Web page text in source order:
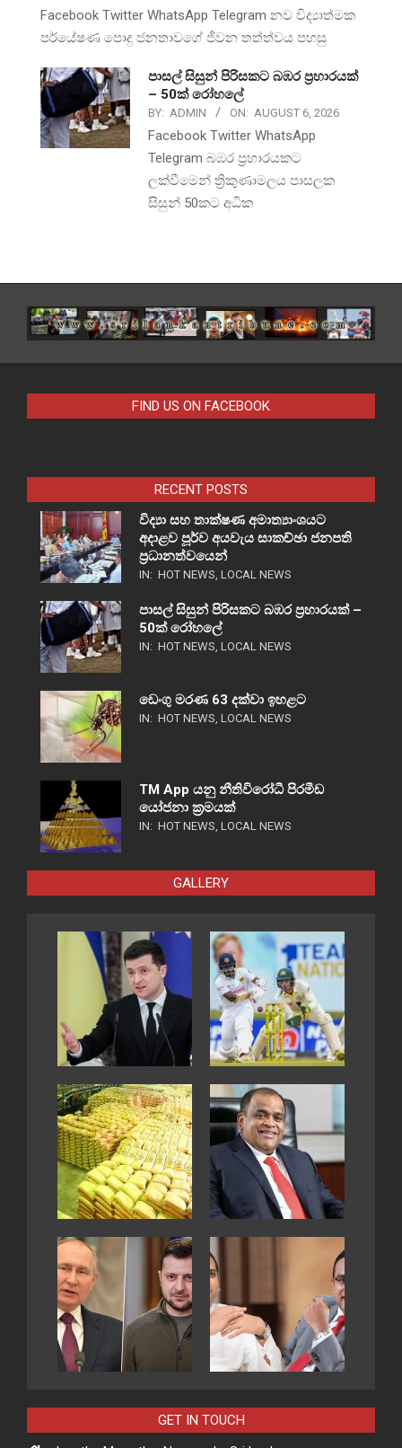
Facebook Twitter WhatsApp Telegram නව විද්‍යාත්මක
පර්යේෂණ පොදු ජනතාවගේ ජීවන තත්ත්වය පහසු
පාසල් සිසුන් පිරිසකට බඹර ප්‍රහාරයක්
– 50ක් රෝහලේ
BY: ADMIN ON: AUGUST 6, 2026
Facebook Twitter WhatsApp
Telegram බඹර ප්‍රහාරයකට
ලක්වීමෙන් ත්‍රිකුණාමලය පාසලක
සිසුන් 50කට අධික
FIND US ON FACEBOOK
RECENT POSTS
විද්‍යා සහ තාක්ෂණ අමාත්‍යාංශයට
අදාළව පූර්ව අයවැය සාකච්ඡා ජනපති
ප්‍රධානත්වයෙන්
IN: HOT NEWS, LOCAL NEWS
පාසල් සිසුන් පිරිසකට බඹර ප්‍රහාරයක් –
50ක් රෝහලේ
IN: HOT NEWS, LOCAL NEWS
ඩෙංගු මරණ 63 දක්වා ඉහළට
IN: HOT NEWS, LOCAL NEWS
TM App යනු නීතිවිරෝධී පිරමීඩ
යෝජනා ක්‍රමයක්
IN: HOT NEWS, LOCAL NEWS
GALLERY
GET IN TOUCH